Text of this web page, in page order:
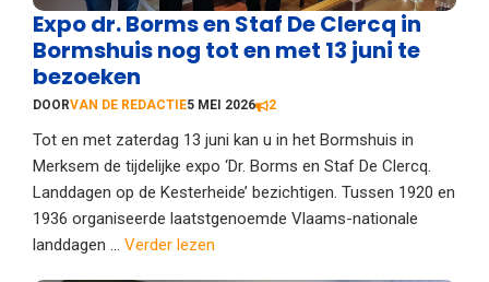
Expo dr. Borms en Staf De Clercq in
Bormshuis nog tot en met 13 juni te
bezoeken
DOORVAN DE REDACTIE5 MEI 2026 2
Tot en met zaterdag 13 juni kan u in het Bormshuis in
Merksem de tijdelijke expo ‘Dr. Borms en Staf De Clercq.
Landdagen op de Kesterheide’ bezichtigen. Tussen 1920 en
1936 organiseerde laatstgenoemde Vlaams-nationale
landdagen ... Verder lezen